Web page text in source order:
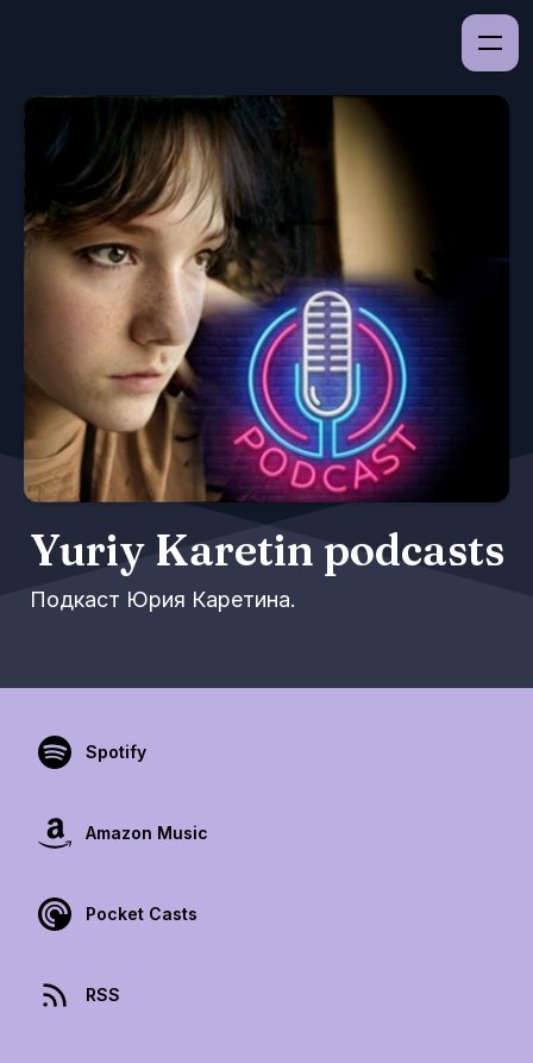
Yuriy Karetin podcasts
Подкаст Юрия Каретина.
Spotify
Amazon Music
Pocket Casts
RSS